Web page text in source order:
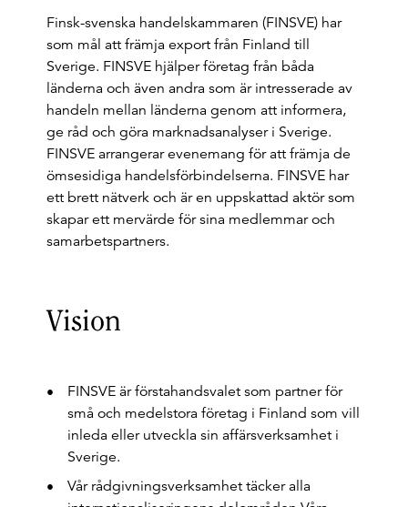
Finsk-svenska handelskammaren (FINSVE) har
som mål att främja export från Finland till
Sverige. FINSVE hjälper företag från båda
länderna och även andra som är intresserade av
handeln mellan länderna genom att informera,
ge råd och göra marknadsanalyser i Sverige.
FINSVE arrangerar evenemang för att främja de
ömsesidiga handelsförbindelserna. FINSVE har
ett brett nätverk och är en uppskattad aktör som
skapar ett mervärde för sina medlemmar och
samarbetspartners.
Vision
FINSVE är förstahandsvalet som partner för
små och medelstora företag i Finland som vill
inleda eller utveckla sin affärsverksamhet i
Sverige.
Vår rådgivningsverksamhet täcker alla